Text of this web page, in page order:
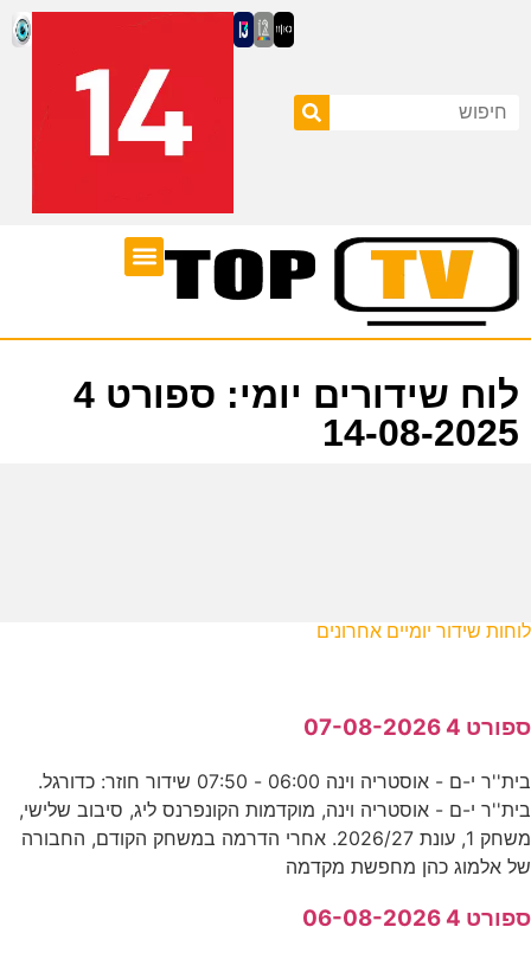
לוח שידורים יומי: ספורט 4
14-08-2025
לוחות שידור יומיים אחרונים
ספורט 4 07-08-2026
בית''ר י-ם - אוסטריה וינה 06:00 - 07:50 שידור חוזר: כדורגל.
בית''ר י-ם - אוסטריה וינה, מוקדמות הקונפרנס ליג, סיבוב שלישי,
משחק 1, עונת 2026/27. אחרי הדרמה במשחק הקודם, החבורה
של אלמוג כהן מחפשת מקדמה
ספורט 4 06-08-2026